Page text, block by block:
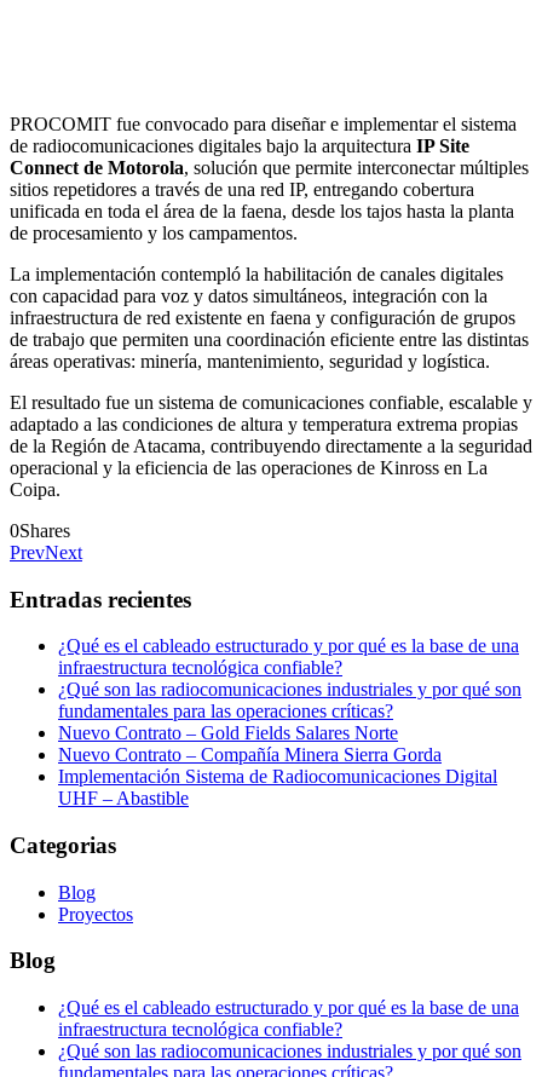
PROCOMIT fue convocado para diseñar e implementar el sistema
de radiocomunicaciones digitales bajo la arquitectura IP Site
Connect de Motorola, solución que permite interconectar múltiples
sitios repetidores a través de una red IP, entregando cobertura
unificada en toda el área de la faena, desde los tajos hasta la planta
de procesamiento y los campamentos.
La implementación contempló la habilitación de canales digitales
con capacidad para voz y datos simultáneos, integración con la
infraestructura de red existente en faena y configuración de grupos
de trabajo que permiten una coordinación eficiente entre las distintas
áreas operativas: minería, mantenimiento, seguridad y logística.
El resultado fue un sistema de comunicaciones confiable, escalable y
adaptado a las condiciones de altura y temperatura extrema propias
de la Región de Atacama, contribuyendo directamente a la seguridad
operacional y la eficiencia de las operaciones de Kinross en La
Coipa.
0Shares
PrevNext
Entradas recientes
¿Qué es el cableado estructurado y por qué es la base de una
infraestructura tecnológica confiable?
¿Qué son las radiocomunicaciones industriales y por qué son
fundamentales para las operaciones críticas?
Nuevo Contrato – Gold Fields Salares Norte
Nuevo Contrato – Compañía Minera Sierra Gorda
Implementación Sistema de Radiocomunicaciones Digital
UHF – Abastible
Categorias
Blog
Proyectos
Blog
¿Qué es el cableado estructurado y por qué es la base de una
infraestructura tecnológica confiable?
¿Qué son las radiocomunicaciones industriales y por qué son